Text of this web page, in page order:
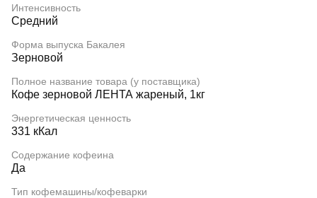
Интенсивность
Средний
Форма выпуска Бакалея
Зерновой
Полное название товара (у поставщика)
Кофе зерновой ЛЕНТА жареный, 1кг
Энергетическая ценность
331 кКал
Содержание кофеина
Да
Тип кофемашины/кофеварки